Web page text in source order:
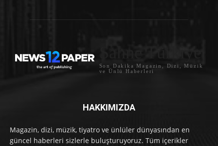
Sahne Türkiye
Son Dakika Magazin, Dizi, Müzik
ve Ünlü Haberleri
HAKKIMIZDA
Magazin, dizi, müzik, tiyatro ve ünlüler dünyasından en
güncel haberleri sizlerle buluşturuyoruz. Tüm içerikler